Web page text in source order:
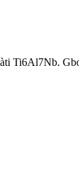
Ti6Al7Nb.